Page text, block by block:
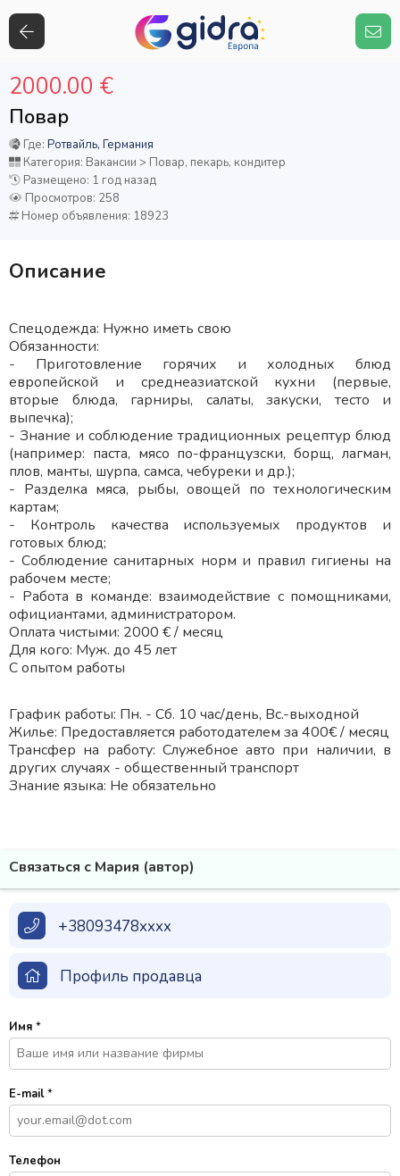
Повар
2000.00 €
Где: Ротвайль, Германия
Категория: Вакансии > Повар, пекарь, кондитер
Размещено: 1 год назад
Просмотров: 258
Номер объявления: 18923
Описание
Спецодежда: Нужно иметь свою
Обязанности:
- Приготовление горячих и холодных блюд
европейской и среднеазиатской кухни (первые,
вторые блюда, гарниры, салаты, закуски, тесто и
выпечка);
- Знание и соблюдение традиционных рецептур блюд
(например: паста, мясо по-французски, борщ, лагман,
плов, манты, шурпа, самса, чебуреки и др.);
- Разделка мяса, рыбы, овощей по технологическим
картам;
- Контроль качества используемых продуктов и
готовых блюд;
- Соблюдение санитарных норм и правил гигиены на
рабочем месте;
- Работа в команде: взаимодействие с помощниками,
официантами, администратором.
Оплата чистыми: 2000 € / месяц
Для кого: Муж. до 45 лет
С опытом работы
График работы: Пн. - Сб. 10 час/день, Вс.-выходной
Жилье: Предоставляется работодателем за 400€ / месяц
Трансфер на работу: Служебное авто при наличии, в
других случаях - общественный транспорт
Знание языка: Не обязательно
Связаться с Мария (автор)
+38093478xxxx
Профиль продавца
Имя *
E-mail*
Телефон